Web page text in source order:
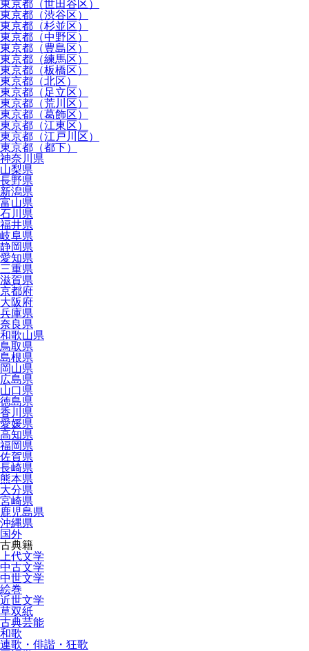
東京都（世田谷区）
東京都（渋谷区）
東京都（杉並区）
東京都（中野区）
東京都（豊島区）
東京都（練馬区）
東京都（板橋区）
東京都（北区）
東京都（足立区）
東京都（荒川区）
東京都（葛飾区）
東京都（江東区）
東京都（江戸川区）
東京都（都下）
神奈川県
山梨県
長野県
新潟県
富山県
石川県
福井県
岐阜県
静岡県
愛知県
三重県
滋賀県
京都府
大阪府
兵庫県
奈良県
和歌山県
鳥取県
島根県
岡山県
広島県
山口県
徳島県
香川県
愛媛県
高知県
福岡県
佐賀県
長崎県
熊本県
大分県
宮崎県
鹿児島県
沖縄県
国外
古典籍
上代文学
中古文学
中世文学
絵巻
近世文学
草双紙
古典芸能
和歌
連歌・俳諧・狂歌